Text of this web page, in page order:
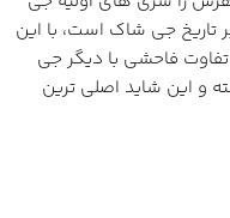
تاریخ جی شاک است، با این
تفاوت فاحشی با دیگر جی
و این شاید اصلی ترین